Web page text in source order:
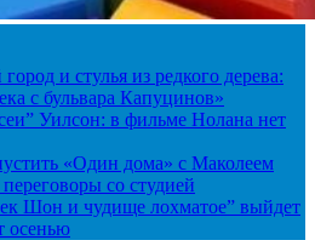
и стулья из редкого дерева:
с бульвара Капуцинов»
Уилсон: в фильме Нолана нет
«Один дома» с Маколеем
со студией
Шон и чудище лохматое” выйдет
осенью